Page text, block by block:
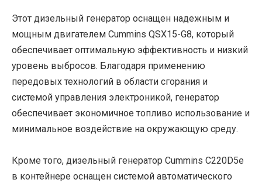
Этот дизельный генератор оснащен надежным и
мощным двигателем Cummins QSX15-G8, который
обеспечивает оптимальную эффективность и низкий
уровень выбросов. Благодаря применению
передовых технологий в области сгорания и
системой управления электроникой, генератор
обеспечивает экономичное топливо использование и
минимальное воздействие на окружающую среду.
Кроме того, дизельный генератор Cummins C220D5e
в контейнере оснащен системой автоматического